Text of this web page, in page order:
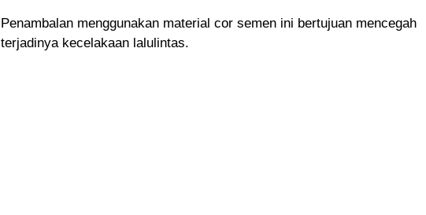
Penambalan menggunakan material cor semen ini bertujuan mencegah
terjadinya kecelakaan lalulintas.